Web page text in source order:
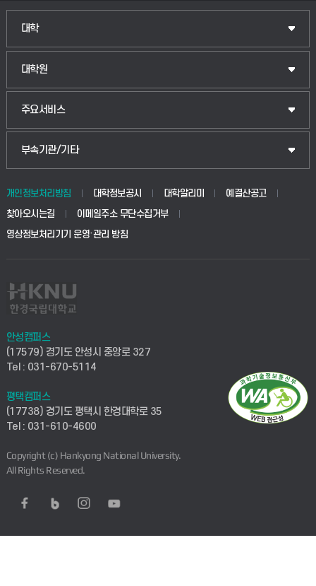
대학
대학원
주요서비스
부속기관/기타
개인정보처리방침 대학정보공시 대학알리미
예결산공고
찾아오시는길
이메일주소 무단수집거부
영상정보처리기기 운영·관리 방침
안성캠퍼스
(17579) 경기도 안성시 중앙로 327
Tel : 031-670-5114
평택캠퍼스
(17738) 경기도 평택시 한경대학로 35
Tel : 031-610-4600
Copyright (c) Hankyong National University.
All Rights Reserved.